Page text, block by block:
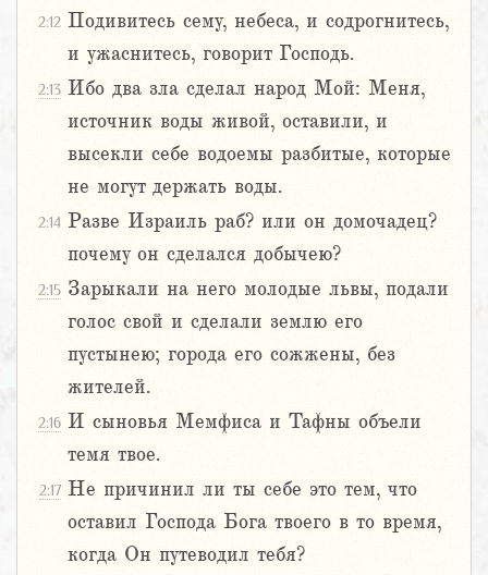
2:12 Подивитесь сему, небеса, и содрогнитесь,
и ужаснитесь, говорит Господь.
2:13 Ибо два зла сделал народ Мой: Меня,
источник воды живой, оставили, и
высекли себе водоемы разбитые, которые
не могут держать воды.
2:14 Разве Израиль раб? или он домочадец?
почему он сделался добычею?
2:15 Зарыкали на него молодые львы, подали
голос свой и сделали землю его
пустынею; города его сожжены, без
жителей.
2:16 И сыновья Мемфиса и Тафны объели
темя твое.
2:17 Не причинил ли ты себе это тем, что
оставил Господа Бога твоего в то время,
когда Он путеводил тебя?